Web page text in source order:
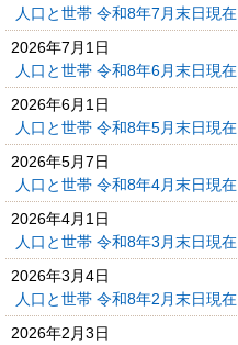
人口と世帯 令和8年7月末日現在
2026年7月1日
人口と世帯 令和8年6月末日現在
2026年6月1日
人口と世帯 令和8年5月末日現在
2026年5月7日
人口と世帯 令和8年4月末日現在
2026年4月1日
人口と世帯 令和8年3月末日現在
2026年3月4日
人口と世帯 令和8年2月末日現在
2026年2月3日